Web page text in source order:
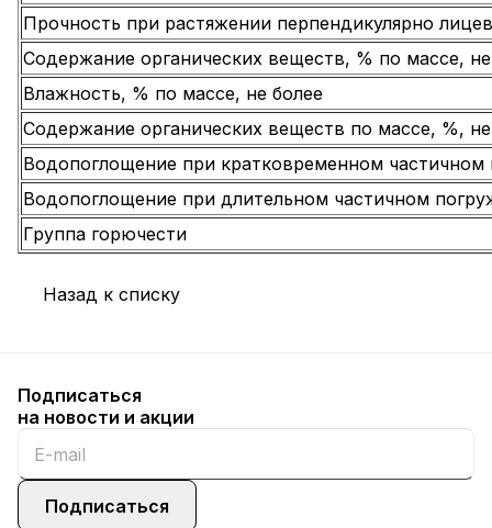
Прочность при растяжении перпендикулярно
Содержание органических веществ, % по массе,
Влажность, % по массе, не более
Содержание органических веществ по массе, %,
Водопоглощение при кратковременном частичном
Водопоглощение при длительном частичном
Группа горючести
Назад к списку
Подписаться
на новости и акции
Подписаться